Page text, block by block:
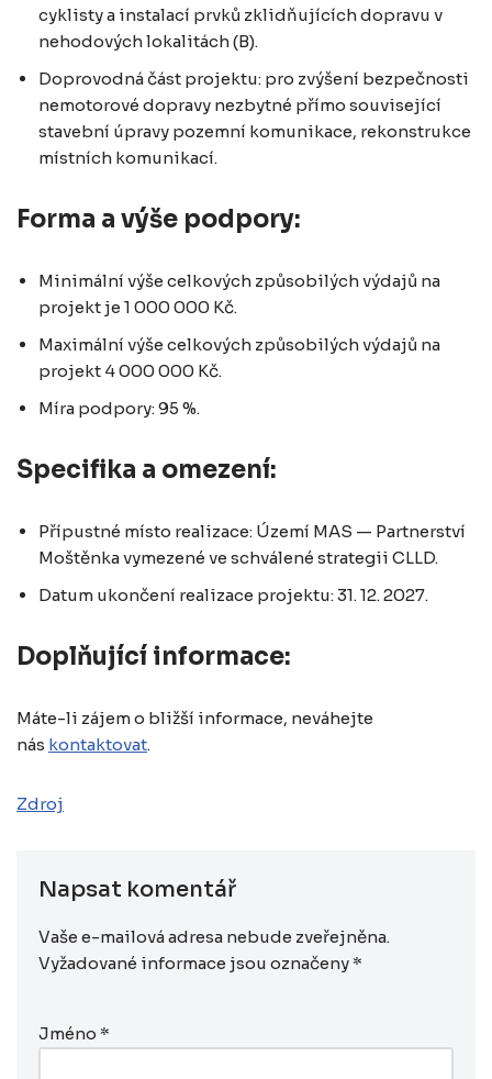
cyklisty a instalací prvků zklidňujících dopravu v
nehodových lokalitách (B).
Doprovodná část projektu: pro zvýšení bezpečnosti
nemotorové dopravy nezbytné přímo související
stavební úpravy pozemní komunikace, rekonstrukce
místních komunikací.
Forma a výše podpory:
Minimální výše celkových způsobilých výdajů na
projekt je 1 000 000 Kč.
Maximální výše celkových způsobilých výdajů na
projekt 4 000 000 Kč.
Míra podpory: 95 %.
Specifika a omezení:
Přípustné místo realizace: Území MAS — Partnerství
Moštěnka vymezené ve schválené strategii CLLD.
Datum ukončení realizace projektu: 31. 12. 2027.
Doplňující informace:
Máte-li zájem o bližší informace, neváhejte
nás kontaktovat.
Zdroj
Napsat komentář
Vaše e-mailová adresa nebude zveřejněna.
Vyžadované informace jsou označeny *
Jméno *